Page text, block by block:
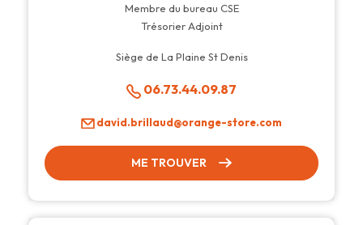
Membre du bureau CSE
Trésorier Adjoint
Siège de La Plaine St Denis
06.73.44.09.87
david.brillaud@orange-store.com
ME TROUVER